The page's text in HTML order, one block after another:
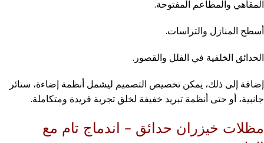
المقاهي والمطاعم المفتوحة.
أسطح المنازل والتراسات.
الحدائق الخلفية في الفلل والقصور.
إضافة إلى ذلك، يمكن تخصيص التصميم ليشمل أنظمة إضاءة، ستائر
جانبية، أو حتى أنظمة تبريد خفيفة لخلق تجربة فريدة ومتكاملة.
مظلات خيزران حدائق – اندماج تام مع